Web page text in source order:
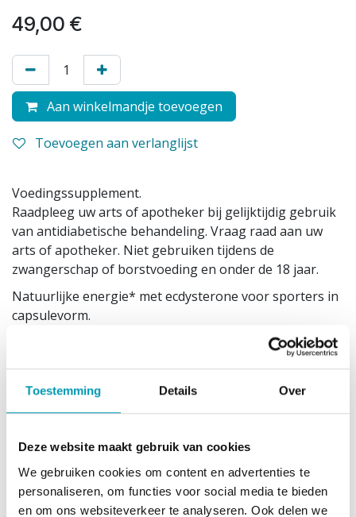
Toestemming Details Over
Deze website maakt gebruik van cookies
We gebruiken cookies om content en advertenties te
personaliseren, om functies voor social media te bieden
en om ons websiteverkeer te analyseren. Ook delen we
49,00 €
Aan winkelmandje toevoegen
Toevoegen aan verlanglijst
Voedingssupplement.
Raadpleeg uw arts of apotheker bij gelijktijdig gebruik
van antidiabetische behandeling. Vraag raad aan uw
arts of apotheker. Niet gebruiken tijdens de
zwangerschap of borstvoeding en onder de 18 jaar.
Natuurlijke energie* met ecdysterone voor sporters in
capsulevorm.
Onze Concap BEST-ecdysterone is een krachtpatser
Wil jij ook jouw prestaties naar een hoger niveau tillen?
Dan is dit product wat je zoekt!
1 potje bevat 90 capsules.
NUT 1386/58
CNK 4550265
Gebruiksadvies